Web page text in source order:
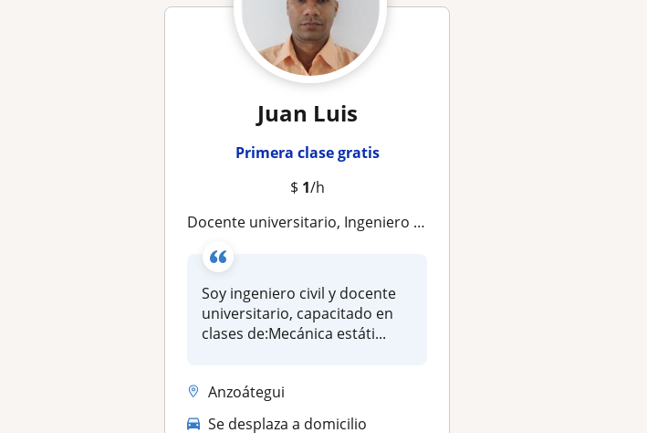
Juan Luis
Primera clase gratis
$ 1/h
Docente universitario, Ingeniero civil. Imparto clases a nivel medio y superior (Física, mecánica estática, resistencia, etc)
Soy ingeniero civil y docente
universitario, capacitado en
clases de:Mecánica estáti...
Anzoátegui
Se desplaza a domicilio